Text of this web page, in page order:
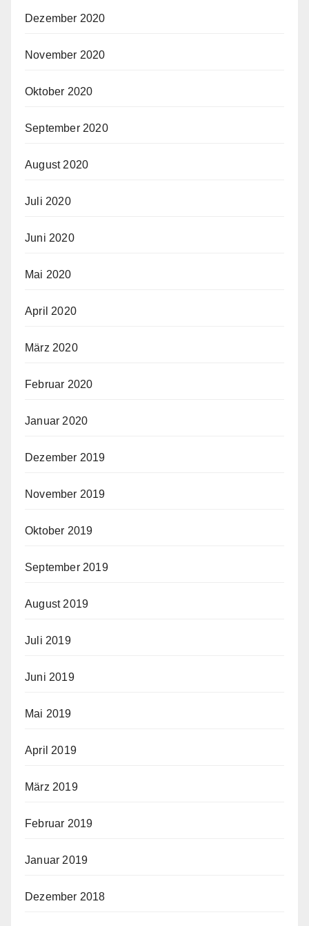
Dezember 2020
November 2020
Oktober 2020
September 2020
August 2020
Juli 2020
Juni 2020
Mai 2020
April 2020
März 2020
Februar 2020
Januar 2020
Dezember 2019
November 2019
Oktober 2019
September 2019
August 2019
Juli 2019
Juni 2019
Mai 2019
April 2019
März 2019
Februar 2019
Januar 2019
Dezember 2018